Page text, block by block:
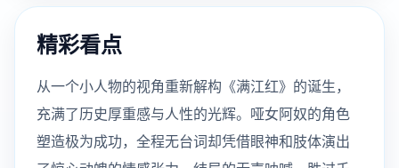
精彩看点
从一个小人物的视角重新解构《满江红》的诞生，
充满了历史厚重感与人性的光辉。哑女阿奴的角色
塑造极为成功，全程无台词却凭借眼神和肢体演出